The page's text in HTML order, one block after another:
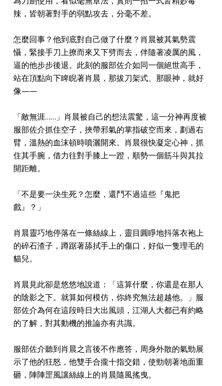
辣，皆朝著對手的弱點攻去，分毫不差。
怎麼回事？他到底對自己做了什麼？肖晨被其氣勢震
懾，緊接手刀上撩而來又下劈而去，伴隨著凌厲的風，
逼的他步步後退。此刻的服部佐介如同一個絕世高手，
站在頂點向下睥睨著肖晨，那拔刀架式、那眼神，就好
像——
「敵無涯……」肖晨被自己的想法震驚，這一分神再度被
服部佐介抓住空子，挾帶邪氣的掌指破空而來，劃過右
臂，溫熱的血沫頓時噴灑開來。肖晨很快凝定心神，抓
住其手腕，借力往對手膝上一蹬，順勢一個筋斗與其拉
開距離。
「不是要一決生死？怎麼，還鬥不過這些『鬼把
戲』？」
肖晨靈巧地停落在一條絲線上，靈目圓睜地抖落衣袍上
的碎石渣子，蹲踞著舔拭手上的傷口，好似一隻理毛的
貓兒。
肖晨見此卻是悠悠地說道：「這算什麼，你還是在那人
的陰影之下。就算如何模仿，你終究無法超越他。」服
部佐介為何在這段時日大出風頭，江湖人大都已有約略
的了解，對其動機的推論亦有共識。
服部佐介聽到肖晨之言後不作應答，周身外散的氣勁展
示了他的狂怒，他雙手合攏十指交錯，使勁朝著地面重
砸，陣陣罡風讓絲線上的肖晨隨風搖曳。